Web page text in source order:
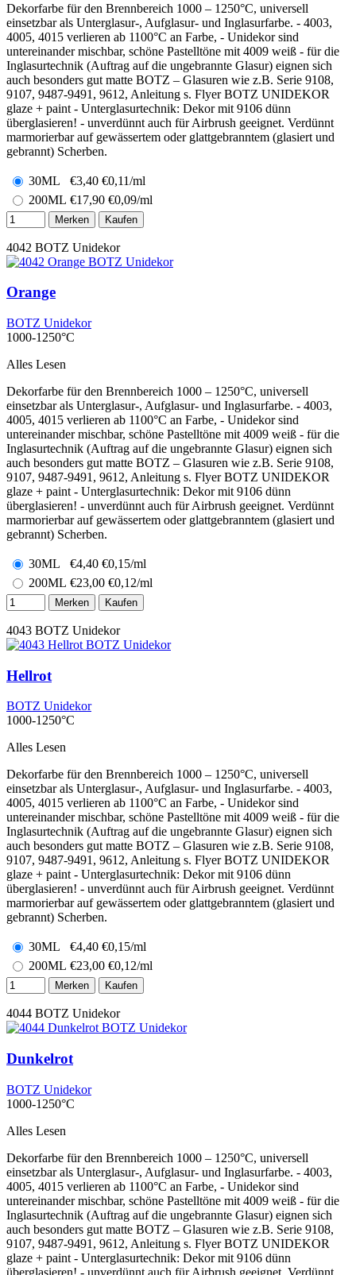
Dekorfarbe für den Brennbereich 1000 – 1250°C, universell
einsetzbar als Unterglasur-, Aufglasur- und Inglasurfarbe. - 4003,
4005, 4015 verlieren ab 1100°C an Farbe, - Unidekor sind
untereinander mischbar, schöne Pastelltöne mit 4009 weiß - für die
Inglasurtechnik (Auftrag auf die ungebrannte Glasur) eignen sich
auch besonders gut matte BOTZ – Glasuren wie z.B. Serie 9108,
9107, 9487-9491, 9612, Anleitung s. Flyer BOTZ UNIDEKOR
glaze + paint - Unterglasurtechnik: Dekor mit 9106 dünn
überglasieren! - unverdünnt auch für Airbrush geeignet. Verdünnt
marmorierbar auf gewässertem oder glattgebranntem (glasiert und
gebrannt) Scherben.
30ML €3,40 €0,11/ml
200ML €17,90 €0,09/ml
Merken Kaufen
4042 BOTZ Unidekor
Orange
BOTZ Unidekor
1000-1250°C
Alles Lesen
Dekorfarbe für den Brennbereich 1000 – 1250°C, universell
einsetzbar als Unterglasur-, Aufglasur- und Inglasurfarbe. - 4003,
4005, 4015 verlieren ab 1100°C an Farbe, - Unidekor sind
untereinander mischbar, schöne Pastelltöne mit 4009 weiß - für die
Inglasurtechnik (Auftrag auf die ungebrannte Glasur) eignen sich
auch besonders gut matte BOTZ – Glasuren wie z.B. Serie 9108,
9107, 9487-9491, 9612, Anleitung s. Flyer BOTZ UNIDEKOR
glaze + paint - Unterglasurtechnik: Dekor mit 9106 dünn
überglasieren! - unverdünnt auch für Airbrush geeignet. Verdünnt
marmorierbar auf gewässertem oder glattgebranntem (glasiert und
gebrannt) Scherben.
30ML €4,40 €0,15/ml
200ML €23,00 €0,12/ml
Merken Kaufen
4043 BOTZ Unidekor
Hellrot
BOTZ Unidekor
1000-1250°C
Alles Lesen
Dekorfarbe für den Brennbereich 1000 – 1250°C, universell
einsetzbar als Unterglasur-, Aufglasur- und Inglasurfarbe. - 4003,
4005, 4015 verlieren ab 1100°C an Farbe, - Unidekor sind
untereinander mischbar, schöne Pastelltöne mit 4009 weiß - für die
Inglasurtechnik (Auftrag auf die ungebrannte Glasur) eignen sich
auch besonders gut matte BOTZ – Glasuren wie z.B. Serie 9108,
9107, 9487-9491, 9612, Anleitung s. Flyer BOTZ UNIDEKOR
glaze + paint - Unterglasurtechnik: Dekor mit 9106 dünn
überglasieren! - unverdünnt auch für Airbrush geeignet. Verdünnt
marmorierbar auf gewässertem oder glattgebranntem (glasiert und
gebrannt) Scherben.
30ML €4,40 €0,15/ml
200ML €23,00 €0,12/ml
Merken Kaufen
4044 BOTZ Unidekor
Dunkelrot
BOTZ Unidekor
1000-1250°C
Alles Lesen
Dekorfarbe für den Brennbereich 1000 – 1250°C, universell
einsetzbar als Unterglasur-, Aufglasur- und Inglasurfarbe. - 4003,
4005, 4015 verlieren ab 1100°C an Farbe, - Unidekor sind
untereinander mischbar, schöne Pastelltöne mit 4009 weiß - für die
Inglasurtechnik (Auftrag auf die ungebrannte Glasur) eignen sich
auch besonders gut matte BOTZ – Glasuren wie z.B. Serie 9108,
9107, 9487-9491, 9612, Anleitung s. Flyer BOTZ UNIDEKOR
glaze + paint - Unterglasurtechnik: Dekor mit 9106 dünn
überglasieren! - unverdünnt auch für Airbrush geeignet. Verdünnt